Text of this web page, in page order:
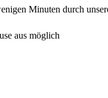
Minuten durch
aus möglich